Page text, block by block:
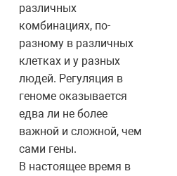
различных
комбинациях, по-
разному в различных
клетках и у разных
людей. Регуляция в
геноме оказывается
едва ли не более
важной и сложной, чем
сами гены.
В настоящее время в